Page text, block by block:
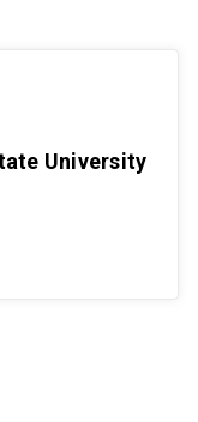
University